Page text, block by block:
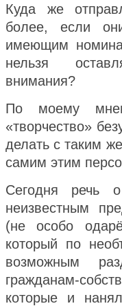
Куда же
более, если
имеющим
нельзя
внимания?
По моему
«творчество»
делать с таким
самим этим
Сегодня речь о
неизвестным
(не особо
который по
возможным
гражданам-
которые и